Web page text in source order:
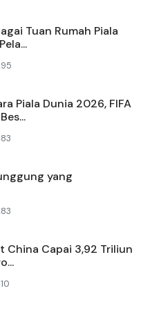
Tuan Rumah Piala
Piala Dunia 2026, FIFA
yang
China Capai 3,92 Triliun